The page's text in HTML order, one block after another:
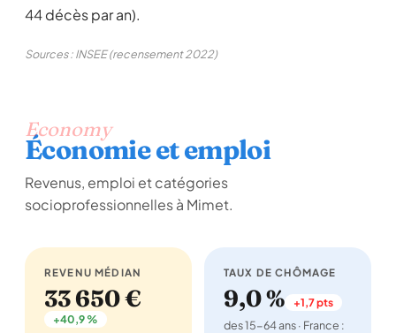
44 décès par an).
Sources : INSEE (recensement 2022)
Economy
Économie et emploi
Revenus, emploi et catégories
socioprofessionnelles à Mimet.
REVENU MÉDIAN
33 650 €
+40,9 %
TAUX DE CHÔMAGE
9,0 % +1,7 pts
des 15-64 ans · France :